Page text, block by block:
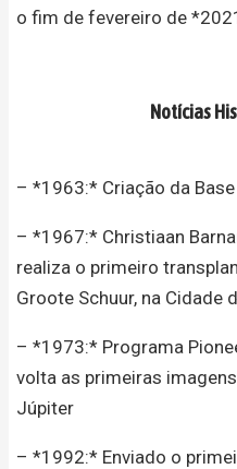
o fim de fevereiro de
Notícias
– *1963:* Criação da
– *1967:* Christiaan
realiza o primeiro
Groote Schuur, na Cidade
– *1973:* Programa
volta as primeiras
Júpiter
– *1992:* Enviado o